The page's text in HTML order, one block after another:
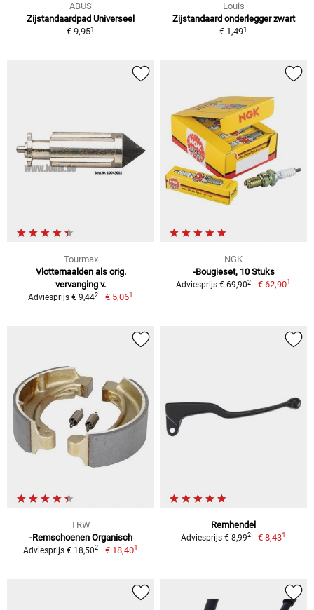
ABUS
Zijstandaardpad Universeel
€ 9,951
Louis
Zijstandaard onderlegger zwart
€ 1,491
Tourmax
Vlotternaalden als orig.
vervanging v.
Adviesprijs € 9,442 € 5,061
NGK
-Bougieset, 10 Stuks
Adviesprijs € 69,902 € 62,901
TRW
-Remschoenen Organisch
Adviesprijs € 18,502 € 18,401
Remhendel
Adviesprijs € 8,992 € 8,431